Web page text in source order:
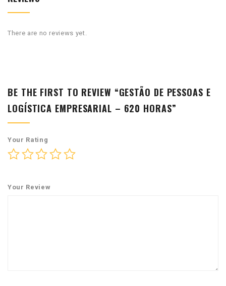
There are no reviews yet.
BE THE FIRST TO REVIEW “GESTÃO DE PESSOAS E
LOGÍSTICA EMPRESARIAL – 620 HORAS”
Your Rating
Your Review